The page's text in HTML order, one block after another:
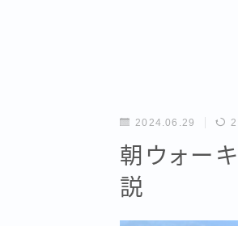
2024.06.29
朝ウォー
説